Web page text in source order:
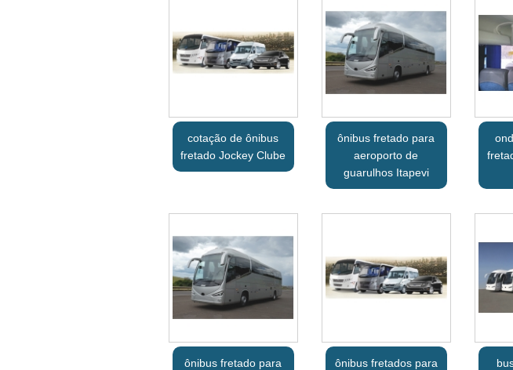
cotação de ônibus
fretado Jockey Clube
ônibus fretado para
aeroporto de
guarulhos Itapevi
ônibus fretado para
ônibus fretados para